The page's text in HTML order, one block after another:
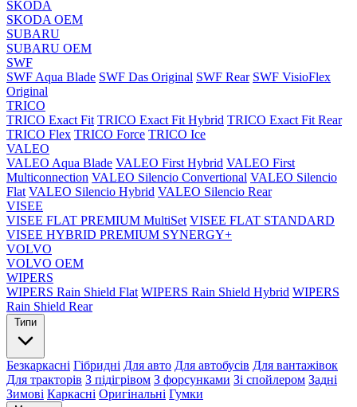
SKODA
SKODA OEM
SUBARU
SUBARU OEM
SWF
SWF Aqua Blade SWF Das Original SWF Rear SWF VisioFlex
Original
TRICO
TRICO Exact Fit TRICO Exact Fit Hybrid TRICO Exact Fit Rear
TRICO Flex TRICO Force TRICO Ice
VALEO
VALEO Aqua Blade VALEO First Hybrid VALEO First
Multiconnection VALEO Silencio Convertional VALEO Silencio
Flat VALEO Silencio Hybrid VALEO Silencio Rear
VISEE
VISEE FLAT PREMIUM MultiSet VISEE FLAT STANDARD
VISEE HYBRID PREMIUM SYNERGY+
VOLVO
VOLVO OEM
WIPERS
WIPERS Rain Shield Flat WIPERS Rain Shield Hybrid WIPERS
Rain Shield Rear
Типи
Безкаркасні Гібридні Для авто Для автобусів Для вантажівок
Для тракторів З підігрівом З форсунками Зі спойлером Задні
Зимові Каркасні Оригінальні Гумки